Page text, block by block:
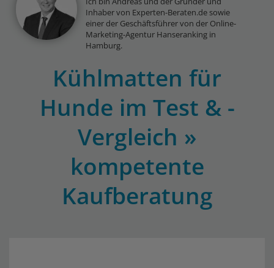
Inhaber von Experten-Beraten.de sowie
einer der Geschäftsführer von der Online-
Marketing-Agentur Hanseranking in
Hamburg.
Kühlmatten für
Hunde im Test & -
Vergleich »
kompetente
Kaufberatung